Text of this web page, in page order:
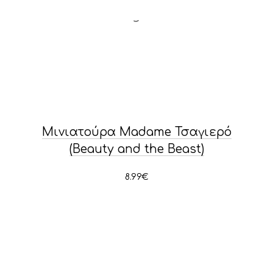
Μινιατούρα Madame Τσαγιερό
(Beauty and the Beast)
8.99€